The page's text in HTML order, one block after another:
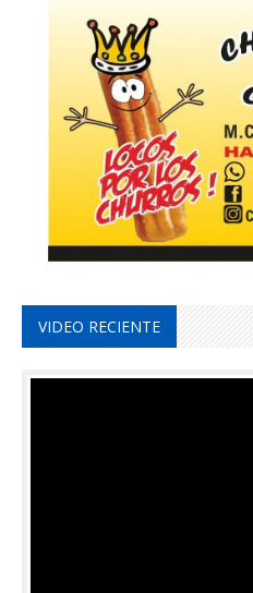
VIDEO RECIENTE